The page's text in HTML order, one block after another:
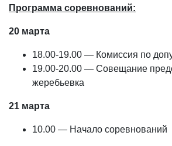
Программа соревнований:
20 марта
18.00-19.00 — Комиссия по
19.00-20.00 — Совещание
жеребьевка
21 марта
10.00 — Начало соревнований